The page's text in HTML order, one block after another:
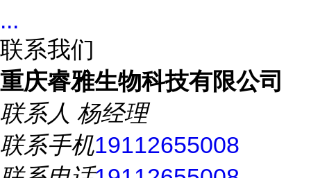
...
联系我们
重庆睿雅生物科技有限公司
联系人 杨经理
联系手机19112655008